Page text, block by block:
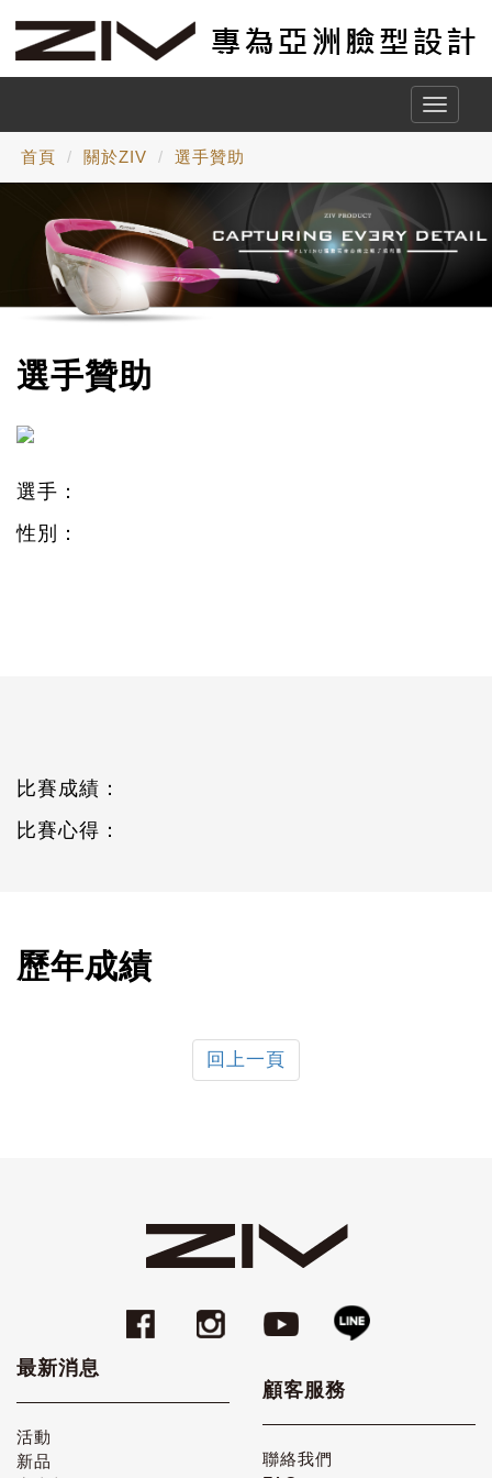
Toggle
首頁 關於ZIV 選手贊助
選手贊助
選手：
性別：
比賽成績：
比賽心得：
歷年成績
回上一頁
最新消息
活動
新品
顧客服務
聯絡我們